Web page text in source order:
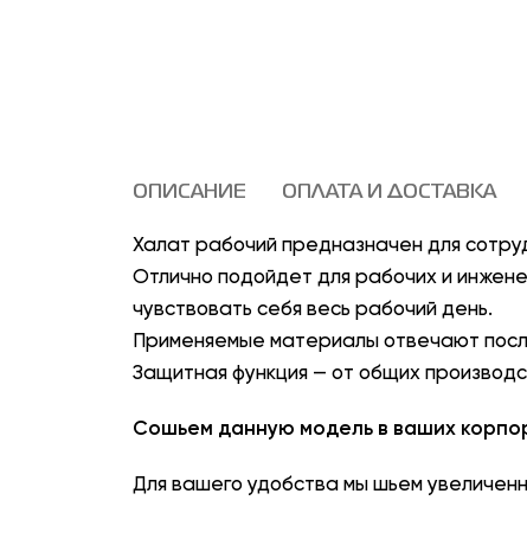
ОПИСАНИЕ ОПЛАТА И ДОСТАВКА
Халат рабочий предназначен для
Отлично подойдет для рабочих и
чувствовать себя весь рабочий день.
Применяемые материалы отвечают
Защитная функция — от общих
Сошьем данную модель в ваших
Для вашего удобства мы шьем